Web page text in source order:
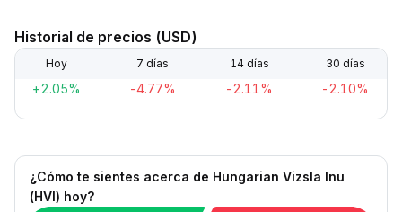
Historial de precios (USD)
Hoy 7 días 14 días 30 días
+2.05% -4.77% -2.11% -2.10%
¿Cómo te sientes acerca de Hungarian Vizsla Inu
(HVI) hoy?